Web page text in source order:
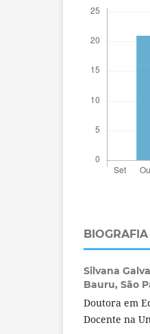
Silvana
Bauru, São
Doutora em
Docente na